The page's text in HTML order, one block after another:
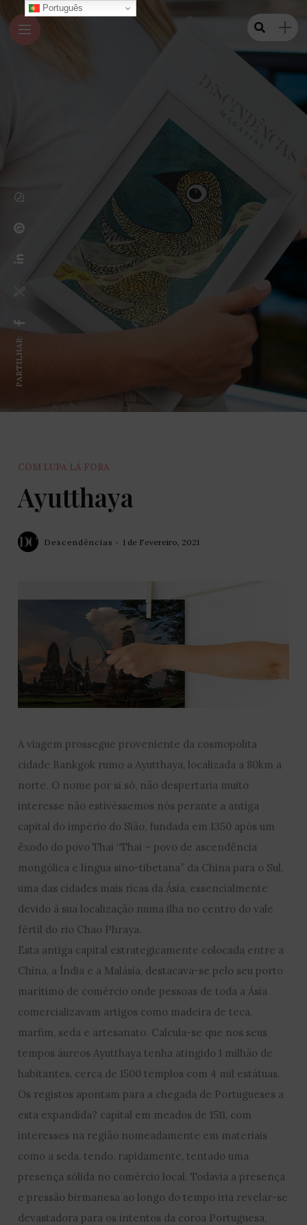
PARTILHAR:
COM LUPA LÁ FORA
Ayutthaya
Descendências 1 de Fevereiro, 2021
A viagem prossegue proveniente da cosmopolita
cidade Bankgok rumo a Ayutthaya, localizada a 80km a
norte. O nome por si só, não despertaria muito
interesse não estivéssemos nós perante a antiga
capital do império do Sião, fundada em 1350 após um
êxodo do povo Thai “Thai – povo de ascendência
mongólica e língua sino-tibetana” da China para o Sul,
uma das cidades mais ricas da Ásia, essencialmente
devido à sua localização numa ilha no centro do vale
fértil do rio Chao Phraya.
Esta antiga capital estrategicamente colocada entre a
China, a Índia e a Malásia, destacava-se pelo seu porto
marítimo de comércio onde pessoas de toda a Ásia
comercializavam artigos como madeira de teca,
marfim, seda e artesanato. Calcula-se que nos seus
tempos áureos Ayutthaya tenha atingido 1 milhão de
habitantes, cerca de 1500 templos com 4 mil estátuas.
Os registos apontam para a chegada de Portugueses a
esta expandida? capital em meados de 1511, com
interesses na região nomeadamente em materiais
como a seda, tendo, rapidamente, tentado uma
presença sólida no comércio local. Todavia a presença
e pressão birmanesa ao longo do tempo iria revelar-se
devastadora para os intentos da coroa Portuguesa,
Português